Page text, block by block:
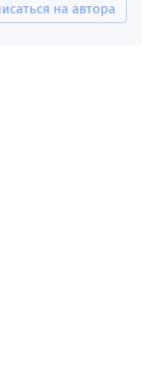
на автора